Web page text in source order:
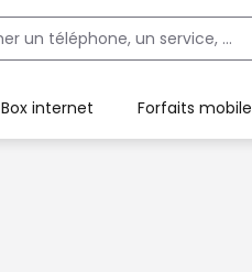
Box internet Forfaits mobile